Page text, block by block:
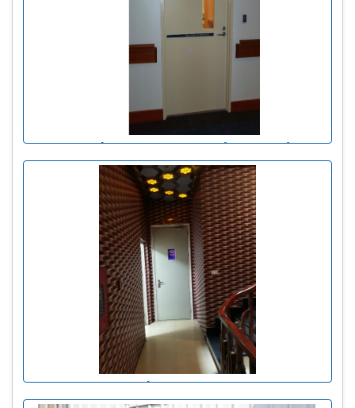
Cửa chống cháy có thanh đẩy thoát hiểm
Cửa thép chống cháy đơn có ô kính